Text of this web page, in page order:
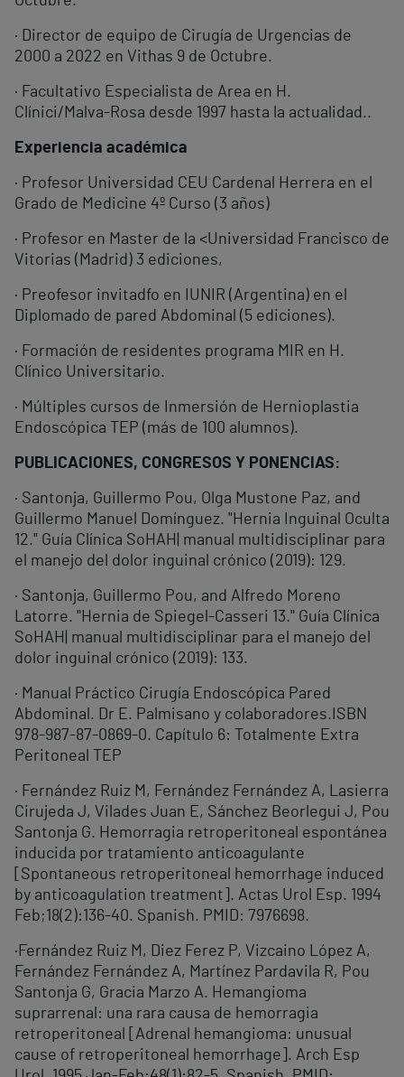
· Director de equipo de Cirugía de Urgencias de
2000 a 2022 en Vithas 9 de Octubre.
· Facultativo Especialista de Area en H.
Clínici/Malva-Rosa desde 1997 hasta la actualidad..
Experiencia académica
· Profesor Universidad CEU Cardenal Herrera en el
Grado de Medicine 4º Curso (3 años)
· Profesor en Master de la <Universidad Francisco de
Vitorias (Madrid) 3 ediciones,
· Preofesor invitadfo en IUNIR (Argentina) en el
Diplomado de pared Abdominal (5 ediciones).
· Formación de residentes programa MIR en H.
Clínico Universitario.
· Múltiples cursos de Inmersión de Hernioplastia
Endoscópica TEP (más de 100 alumnos).
PUBLICACIONES, CONGRESOS Y PONENCIAS:
· Santonja, Guillermo Pou, Olga Mustone Paz, and
Guillermo Manuel Domínguez. "Hernia Inguinal Oculta
12." Guía Clínica SoHAH| manual multidisciplinar para
el manejo del dolor inguinal crónico (2019): 129.
· Santonja, Guillermo Pou, and Alfredo Moreno
Latorre. "Hernia de Spiegel-Casseri 13." Guía Clínica
SoHAH| manual multidisciplinar para el manejo del
dolor inguinal crónico (2019): 133.
· Manual Práctico Cirugía Endoscópica Pared
Abdominal. Dr E. Palmisano y colaboradores.ISBN
978-987-87-0869-0. Capítulo 6: Totalmente Extra
Peritoneal TEP
· Fernández Ruiz M, Fernández Fernández A, Lasierra
Cirujeda J, Vilades Juan E, Sánchez Beorlegui J, Pou
Santonja G. Hemorragia retroperitoneal espontánea
inducida por tratamiento anticoagulante
[Spontaneous retroperitoneal hemorrhage induced
by anticoagulation treatment]. Actas Urol Esp. 1994
Feb;18(2):136-40. Spanish. PMID: 7976698.
·Fernández Ruiz M, Diez Ferez P, Vizcaino López A,
Fernández Fernández A, Martínez Pardavila R, Pou
Santonja G, Gracia Marzo A. Hemangioma
suprarrenal: una rara causa de hemorragia
retroperitoneal [Adrenal hemangioma: unusual
cause of retroperitoneal hemorrhage]. Arch Esp